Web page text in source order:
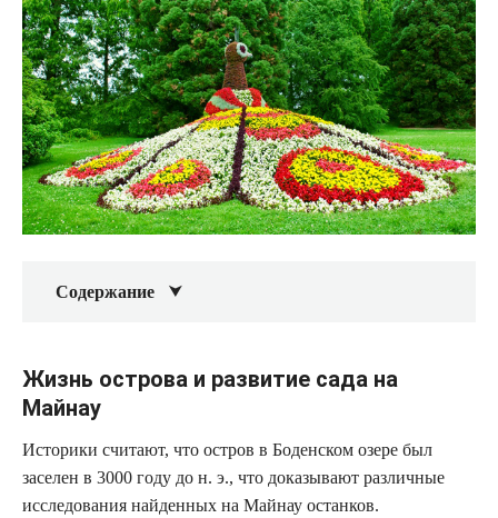
Содержание
Жизнь острова и развитие сада на
Майнау
Историки считают, что остров в Боденском озере был
заселен в 3000 году до н. э., что доказывают различные
исследования найденных на Майнау останков.